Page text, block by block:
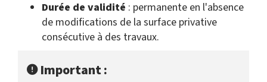
Durée de validité : permanente en l'absence
de modifications de la surface privative
consécutive à des travaux.
Important :